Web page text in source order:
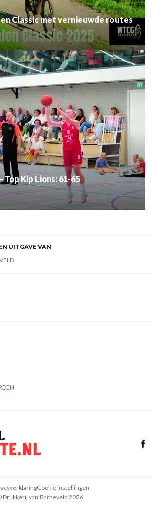
Vasser Heuvelen Classic met vernieuwde routes
Top Kip Lions: 61-65
UITGAVE VAN
Drukkerij van Barneveld 2026
Cookie instellingen